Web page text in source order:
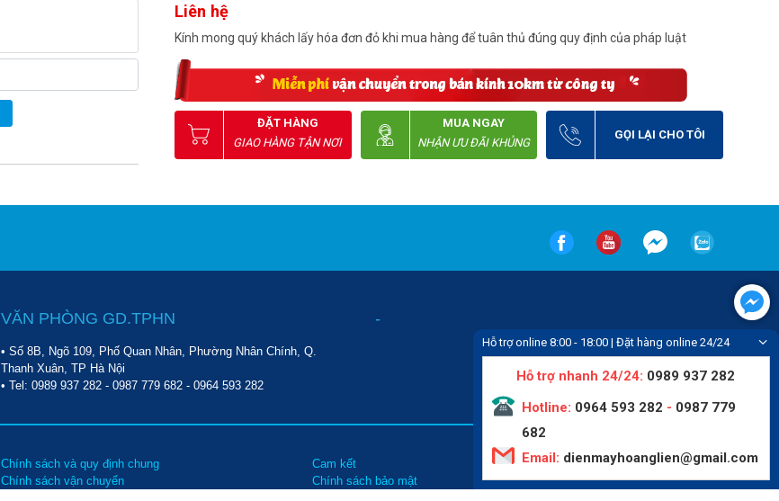
Liên hệ
Kính mong quý khách lấy hóa đơn đỏ khi mua hàng để tuân thủ đúng quy định của pháp luật
ĐẶT HÀNG
GIAO HÀNG TẬN NƠI
MUA NGAY
NHẬN ƯU ĐÃI KHỦNG
GỌI LẠI CHO TÔI
VĂN PHÒNG GD.TPHN
• Số 8B, Ngõ 109, Phố Quan Nhân, Phường Nhân Chính, Q.
Thanh Xuân, TP Hà Nội
• Tel: 0989 937 282- 0987 779 682- 0964 593 282
-
Chính sách và quy định chung
Chính sách vận chuyển
Cam kết
Chính sách bảo mật
Tin tức
Liên hệ
Hỗ trợ online 8:00 - 18:00 | Đặt hàng online 24/24
Hỗ trợ nhanh 24/24: 0989 937 282
Hotline: 0964 593 282 - 0987 779
682
Email: dienmayhoanglien@gmail.com